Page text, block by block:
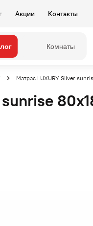
Акции Контакты
Комнаты
Матрас LUXURY Silver